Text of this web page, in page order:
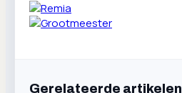
Gerelateerde artikelen